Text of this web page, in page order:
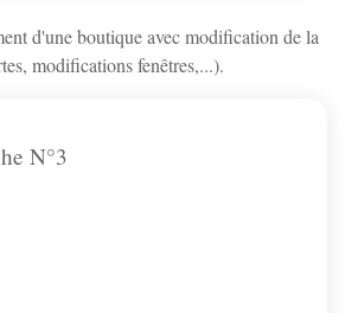
d'une boutique avec modification de la
modifications fenêtres,...).
N°3